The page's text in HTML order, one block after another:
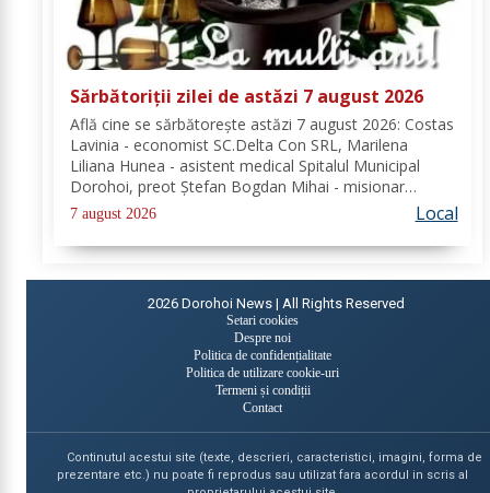
Sărbătoriții zilei de astăzi 7 august 2026
Află cine se sărbătoreşte astăzi 7 august 2026: Costas
Lavinia - economist SC.Delta Con SRL, Marilena
Liliana Hunea - asistent medical Spitalul Municipal
Dorohoi, preot Ștefan Bogdan Mihai - misionar
protopopesc Protopopiatul Dorohoi, Marcela Simona
Vieru - profesor Grup Școlar Alexandru Vlahuță...
7 august 2026 Local
2026 Dorohoi News | All Rights Reserved
Setari cookies
Despre noi
Politica de confidențialitate
Politica de utilizare cookie-uri
Termeni și condiții
Contact
Continutul acestui site (texte, descrieri, caracteristici, imagini, forma de
prezentare etc.) nu poate fi reprodus sau utilizat fara acordul in scris al